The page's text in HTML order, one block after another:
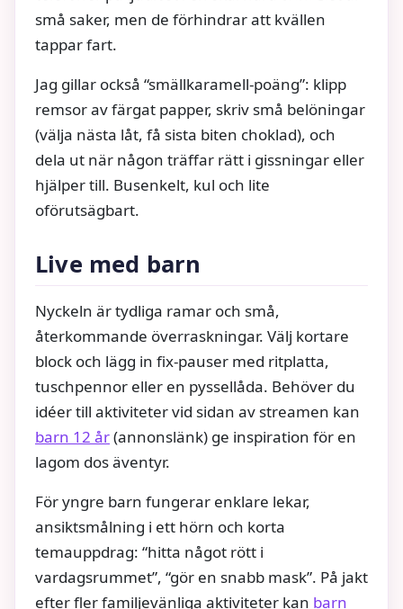
små saker, men de förhindrar att kvällen
tappar fart.
Jag gillar också “smällkaramell‑poäng”: klipp
remsor av färgat papper, skriv små belöningar
(välja nästa låt, få sista biten choklad), och
dela ut när någon träffar rätt i gissningar eller
hjälper till. Busenkelt, kul och lite
oförutsägbart.
Live med barn
Nyckeln är tydliga ramar och små,
återkommande överraskningar. Välj kortare
block och lägg in fix‑pauser med ritplatta,
tuschpennor eller en pyssellåda. Behöver du
idéer till aktiviteter vid sidan av streamen kan
barn 12 år(annonslänk) ge inspiration för en
lagom dos äventyr.
För yngre barn fungerar enklare lekar,
ansiktsmålning i ett hörn och korta
temauppdrag: “hitta något rött i
vardagsrummet”, “gör en snabb mask”. På jakt
efter fler familjevänliga aktiviteter kan barn